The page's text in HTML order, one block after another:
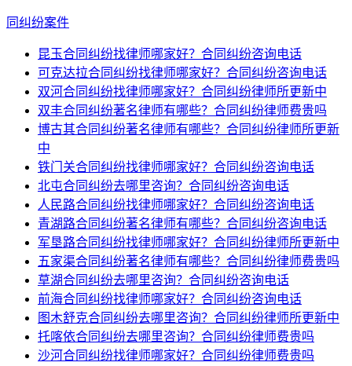
同纠纷案件
昆玉合同纠纷找律师哪家好？合同纠纷咨询电话
可克达拉合同纠纷找律师哪家好？合同纠纷咨询电话
双河合同纠纷找律师哪家好？合同纠纷律师所更新中
双丰合同纠纷著名律师有哪些？合同纠纷律师费贵吗
博古其合同纠纷著名律师有哪些？合同纠纷律师所更新
中
铁门关合同纠纷找律师哪家好？合同纠纷咨询电话
北屯合同纠纷去哪里咨询？合同纠纷咨询电话
人民路合同纠纷找律师哪家好？合同纠纷咨询电话
青湖路合同纠纷著名律师有哪些？合同纠纷咨询电话
军垦路合同纠纷找律师哪家好？合同纠纷律师所更新中
五家渠合同纠纷著名律师有哪些？合同纠纷律师费贵吗
草湖合同纠纷去哪里咨询？合同纠纷咨询电话
前海合同纠纷找律师哪家好？合同纠纷咨询电话
图木舒克合同纠纷去哪里咨询？合同纠纷律师所更新中
托喀依合同纠纷去哪里咨询？合同纠纷律师费贵吗
沙河合同纠纷找律师哪家好？合同纠纷律师费贵吗